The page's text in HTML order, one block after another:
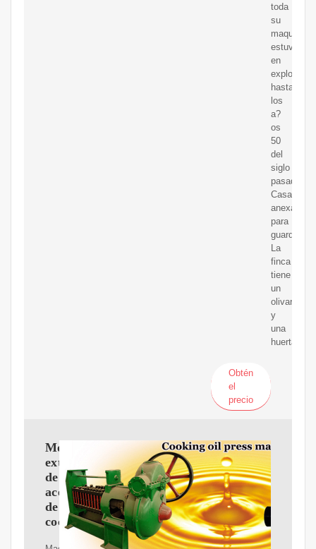
toda
su
estuvo
en
hasta
los
a?
os
50
del
siglo
pasado.
Casa
anexa
para
guarda.
La
finca
tiene
un
olivar
y
una
huerta
Obtén
el
precio
Molino
extractor
de
aceite
de
coco